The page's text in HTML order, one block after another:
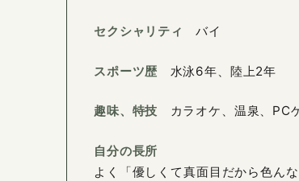
セクシャリティ バイ
スポーツ歴 水泳6年、陸上2年
趣味、特技 カラオケ、温泉、
自分の長所
よく「優しくて真面目だから色ん